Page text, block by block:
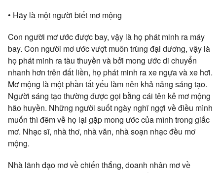
• Hãy là một người biết mơ mộng
Con người mơ ước được bay, vậy là họ phát minh ra máy
bay. Con người mơ ước vượt muôn trùng đại dương, vậy là
họ phát minh ra tàu thuyền và bởi mong ước di chuyển
nhanh hơn trên đất liền, họ phát minh ra xe ngựa và xe hơi.
Mơ mộng là một phần tất yếu làm nên khả năng sáng tạo.
Người sáng tạo thường được gọi bằng cái tên kẻ mơ mộng
hão huyền. Những người suốt ngày nghĩ ngợi về điều mình
muốn thì đêm về họ lại gặp mong ước của mình trong giấc
mơ. Nhạc sĩ, nhà thơ, nhà văn, nhà soạn nhạc đều mơ
mộng.
Nhà lãnh đạo mơ về chiến thắng, doanh nhân mơ về